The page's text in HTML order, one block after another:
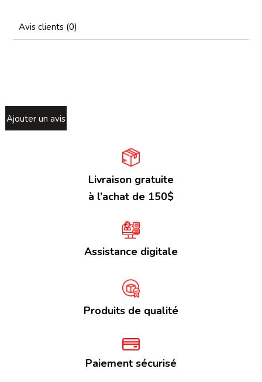
Avis clients (0)
Ajouter un avis
Livraison gratuite
à l’achat de 150$
Assistance digitale
Produits de qualité
Paiement sécurisé